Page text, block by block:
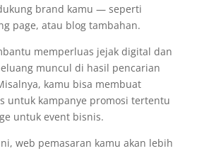
brand kamu — seperti
page, atau blog tambahan.
memperluas jejak digital dan
muncul di hasil pencarian
kamu bisa membuat
untuk kampanye promosi tertentu
untuk event bisnis.
web pemasaran kamu akan lebih